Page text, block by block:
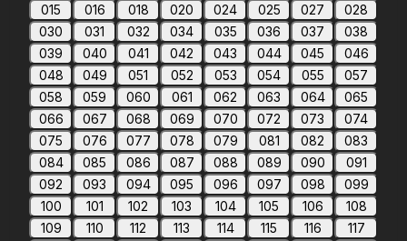
015
016 018 020 024 025 027
028
030
031 032 034 035 036 037
038
039
040 041 042 043 044 045
046
048
049 051 052 053 054 055
057
058
059 060 061 062 063 064
065
066
067 068 069 070 072 073
074
075
076 077 078 079 081 082
083
084
085 086 087 088 089 090
091
092
093 094 095 096 097 098
099
100
101 102 103 104 105 106
108
109
110 112 113 114 115 116
117